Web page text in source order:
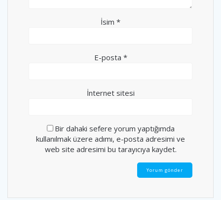
İsim *
E-posta *
İnternet sitesi
Bir dahaki sefere yorum yaptığımda
kullanılmak üzere adımı, e-posta adresimi ve
web site adresimi bu tarayıcıya kaydet.